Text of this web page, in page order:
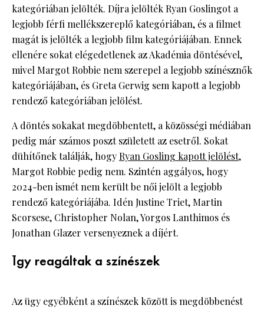
kategóriában jelölték. Díjra jelölték Ryan Goslingot a
legjobb férfi mellékszereplő kategóriában, és a filmet
magát is jelölték a legjobb film kategóriájában. Ennek
ellenére sokat elégedetlenek az Akadémia döntésével,
mivel Margot Robbie nem szerepel a legjobb színésznők
kategóriájában, és Greta Gerwig sem kapott a legjobb
rendező kategóriában jelölést.
A döntés sokakat megdöbbentett, a közösségi médiában
pedig már számos poszt született az esetről. Sokat
dühítőnek találják, hogy Ryan Gosling kapott jelölést,
Margot Robbie pedig nem. Szintén aggályos, hogy
2024-ben ismét nem került be női jelölt a legjobb
rendező kategóriájába. Idén Justine Triet, Martin
Scorsese, Christopher Nolan, Yorgos Lanthimos és
Jonathan Glazer versenyeznek a díjért.
Így reagáltak a színészek
Az ügy egyébként a színészek között is megdöbbenést